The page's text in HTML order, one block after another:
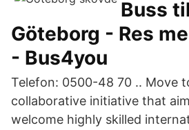
Buss
Göteborg - Res
- Bus4you
Telefon: 0500-48 70 .. Move
collaborative initiative that
welcome highly skilled